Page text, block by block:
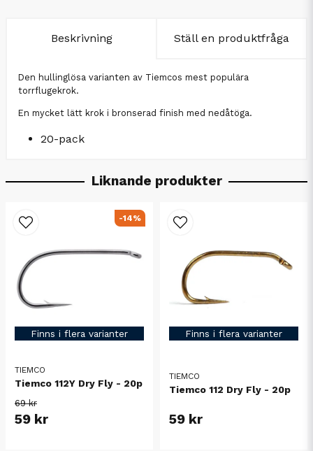
Beskrivning Ställ en produktfråga
Den hullinglösa varianten av Tiemcos mest populära
torrflugekrok.
En mycket lätt krok i bronserad finish med nedåtöga.
20-pack
Liknande produkter
Finns i flera varianter
TIEMCO
Tiemco 112Y Dry Fly - 20p
69 kr
59 kr
-14%
Finns i flera varianter
TIEMCO
Tiemco 112 Dry Fly - 20p
59 kr